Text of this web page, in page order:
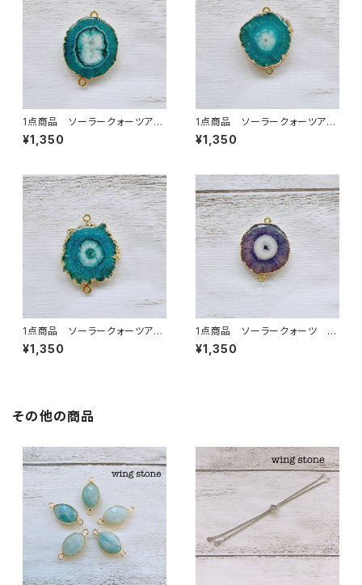
1点商品 ソーラークォーツアク
ア 2カン ⑦
¥1,350
1点商品 ソーラークォーツアク
ア 2カン ⑧
¥1,350
1点商品 ソーラークォーツアク
ア 2カン ⑨
¥1,350
1点商品 ソーラークォーツ グ
レージュパープル 2カン
¥1,350
その他の商品